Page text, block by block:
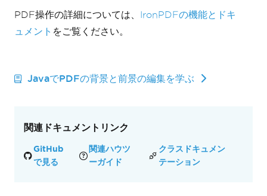
PDF操作の詳細については、 IronPDFの機能とドキ
ュメント をご覧ください。
JavaでPDFの背景と前景の編集を学ぶ
関連ドキュメントリンク
GitHub
で見る
関連ハウツ
ーガイド
クラスドキュメン
テーション